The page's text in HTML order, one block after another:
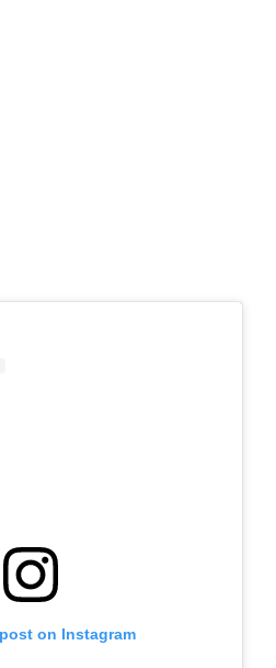
on Instagram